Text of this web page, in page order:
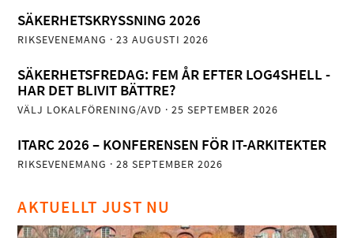
SÄKERHETSKRYSSNING 2026
RIKSEVENEMANG · 23 AUGUSTI 2026
SÄKERHETSFREDAG: FEM ÅR EFTER LOG4SHELL -
HAR DET BLIVIT BÄTTRE?
VÄLJ LOKALFÖRENING/AVD · 25 SEPTEMBER 2026
ITARC 2026 – KONFERENSEN FÖR IT-ARKITEKTER
RIKSEVENEMANG · 28 SEPTEMBER 2026
AKTUELLT JUST NU